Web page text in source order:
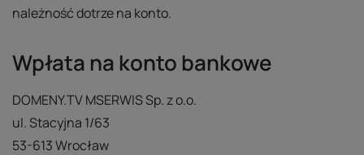
należność dotrze na konto.
Wpłata na konto bankowe
DOMENY.TV MSERWIS Sp. z o.o.
ul. Stacyjna 1/63
53-613 Wrocław